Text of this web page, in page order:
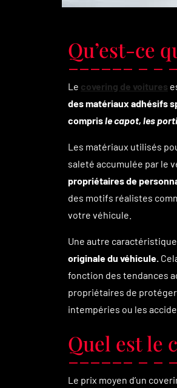
Qu’est-ce
Le covering de voitures
des matériaux adhésifs
comprisle capot, les
Les matériaux utilisés
saleté accumulée par le
propriétaires de
des motifs réalistes
votre véhicule.
Une autre
originale du véhicule.
fonction des tendances
propriétaires de
intempéries ou les
Quel est le
Le prix moyen d’un